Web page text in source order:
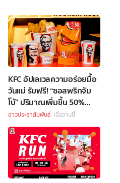
KFC อัปเลเวลความอร่อยมื้อ
วันแม่ รับฟรี! “ซอสพริกจัม
โบ้” ปริมาณเพิ่มขึ้น 50%
เพียงซื้อชุดบักเก็ตที่ร่วม
รายการราคา 349 บาทขึ้นไป
ข่าวประชาสัมพันธ์ เมื่อวานนี้